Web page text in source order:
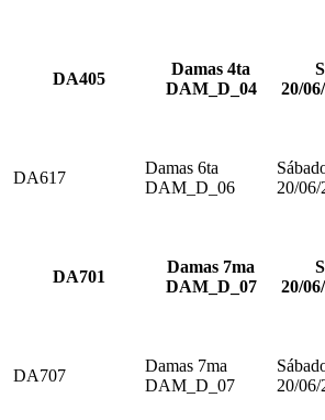
DA405
Damas 4ta
DAM_D_04
20/
DA617
Damas 6ta
DAM_D_06
20/
DA701
Damas 7ma
DAM_D_07
20/
DA707
Damas 7ma
DAM_D_07
20/